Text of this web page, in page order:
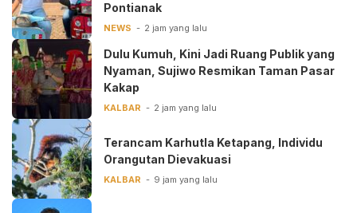
Pontianak
NEWS 2 jam yang lalu
Dulu Kumuh, Kini Jadi Ruang Publik yang
Nyaman, Sujiwo Resmikan Taman Pasar
Kakap
KALBAR 2 jam yang lalu
Terancam Karhutla Ketapang, Individu
Orangutan Dievakuasi
KALBAR 9 jam yang lalu